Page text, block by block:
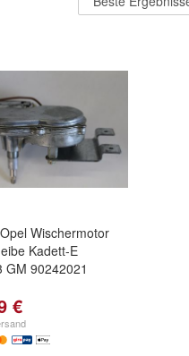
Wischermotor
Kadett-E
GM 90242021
€